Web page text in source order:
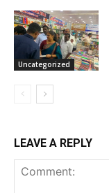
Uncategorized
LEAVE A REPLY